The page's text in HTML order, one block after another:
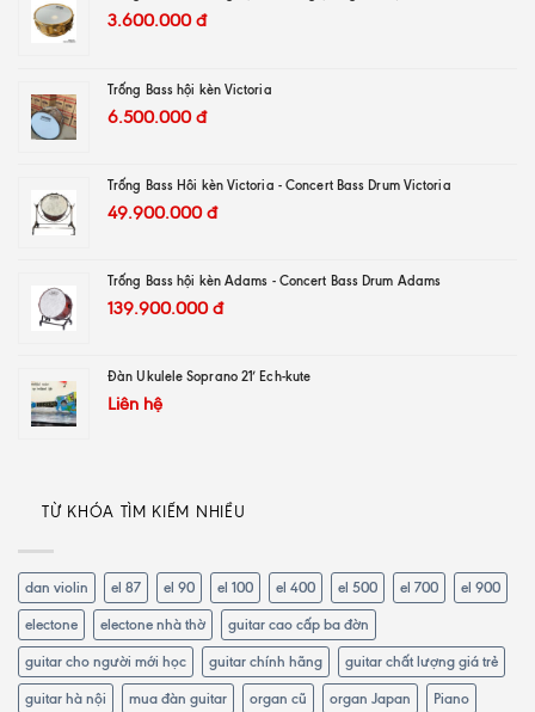
3.600.000đ
Trống Bass hội kèn Victoria
6.500.000đ
Trống Bass Hôi kèn Victoria - Concert Bass Drum Victoria
49.900.000đ
Trống Bass hội kèn Adams - Concert Bass Drum Adams
139.900.000đ
Đàn Ukulele Soprano 21′ Ech-kute
Liên hệ
TỪ KHÓA TÌM KIẾM NHIỀU
dan violin el 87 el 90 el 100 el 400 el 500 el 700 el 900
electone electone nhà thờ guitar cao cấp ba đờn
guitar cho người mới học guitar chính hãng guitar chất lượng giá trẻ
guitar hà nội mua đàn guitar organ cũ organ Japan Piano